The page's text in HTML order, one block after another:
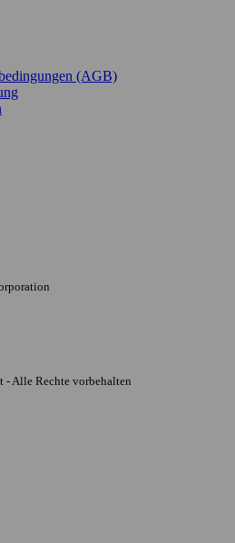
(AGB)
Alle Rechte vorbehalten